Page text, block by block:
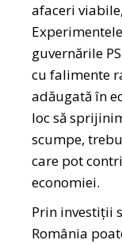
afaceri
guvernările
cu falimente
adăugată în
loc să
scumpe,
care pot
economiei.
Prin investiții
România